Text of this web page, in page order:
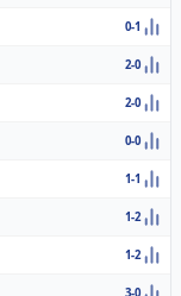
0-1
2-0
2-0
0-0
1-1
1-2
1-2